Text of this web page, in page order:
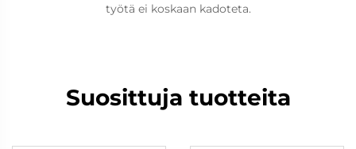
työtä ei koskaan kadoteta.
Suosittuja tuotteita